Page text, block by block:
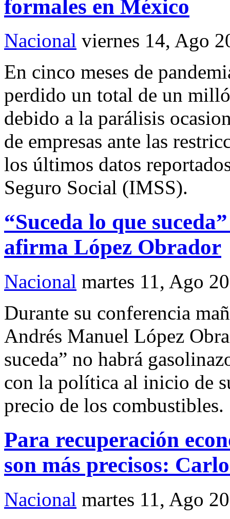
formales en México
Nacional viernes 14, Ago
En cinco meses de
perdido un total de un
debido a la parálisis
de empresas ante las
los últimos datos
Seguro Social (IMSS).
“Suceda lo que
afirma López Obrador
Nacional martes 11, Ago
Durante su conferencia
Andrés Manuel López
suceda” no habrá
con la política al inicio de
precio de los combustibles.
Para recuperación
son más precisos:
Nacional martes 11, Ago